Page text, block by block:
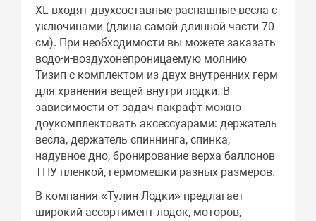
XL входят двухсоставные распашные весла с
уключинами (длина самой длинной части 70
см). При необходимости вы можете заказать
водо-и-воздухонепроницаемую молнию
Тизип с комплектом из двух внутренних герм
для хранения вещей внутри лодки. В
зависимости от задач пакрафт можно
доукомплектовать аксессуарами: держатель
весла, держатель спиннинга, спинка,
надувное дно, бронирование верха баллонов
ТПУ пленкой, гермомешки разных размеров.
В компания «Тулин Лодки» предлагает
широкий ассортимент лодок, моторов,